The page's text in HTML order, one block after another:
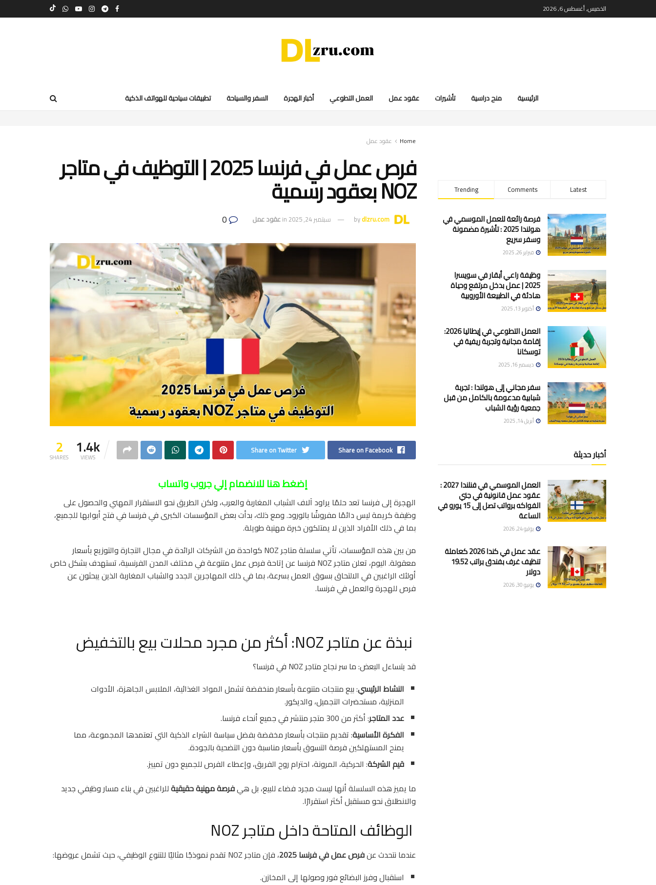
الخميس, أغسطس 6, 2026
الرئيسية منح دراسية تأشيرات عقود عمل العمل التطوعي أخبار الهجرة السفر والسياحة تطبيقات سياحية للهواتف الذكية
Home عقود عمل
فرص عمل في فرنسا 2025 | التوظيف في متاجر
NOZ بعقود رسمية
bydlzru.com سبتمبر 24, 2025 inعقود عمل
2
SHARES 1.4k
VIEWS
Share on Facebook
Share on Twitter
إضغط هنا للانضمام إلي جروب واتساب
الهجرة إلى فرنسا تعد حلمًا يراود آلاف الشباب المغاربة والعرب، ولكن الطريق نحو الاستقرار المهني والحصول على
وظيفة كريمة ليس دائمًا مفروشًا بالورود. ومع ذلك، بدأت بعض المؤسسات الكبرى في فرنسا في فتح أبوابها للجميع،
بما في ذلك الأفراد الذين لا يمتلكون خبرة مهنية طويلة.
من بين هذه المؤسسات، تأتي سلسلة متاجر NOZ كواحدة من الشركات الرائدة في مجال التجارة والتوزيع بأسعار
معقولة. اليوم، تعلن متاجر NOZ فرنسا عن إتاحة فرص عمل متنوعة في مختلف المدن الفرنسية، تستهدف بشكل خاص
أولئك الراغبين في الالتحاق بسوق العمل بسرعة، بما في ذلك المهاجرين الجدد والشباب المغاربة الذين يبحثون عن
فرص للهجرة والعمل في فرنسا.
نبذة عن متاجر NOZ: أكثر من مجرد محلات بيع بالتخفيض
قد يتساءل البعض: ما سر نجاح متاجر NOZ في فرنسا؟
النشاط الرئيسي: بيع منتجات متنوعة بأسعار منخفضة تشمل المواد الغذائية، الملابس الجاهزة، الأدوات
المنزلية، مستحضرات التجميل، والديكور.
عدد المتاجر: أكثر من 300 متجر منتشر في جميع أنحاء فرنسا.
الفكرة الأساسية: تقديم منتجات بأسعار مخفضة بفضل سياسة الشراء الذكية التي تعتمدها المجموعة، مما
يمنح المستهلكين فرصة التسوق بأسعار مناسبة دون التضحية بالجودة.
قيم الشركة: الحركية، المرونة، احترام روح الفريق، وإعطاء الفرص للجميع دون تمييز.
ما يميز هذه السلسلة أنها ليست مجرد فضاء للبيع، بل هيفرصة مهنية حقيقيةللراغبين في بناء مسار وظيفي جديد
والانطلاق نحو مستقبل أكثر استقرارًا.
الوظائف المتاحة داخل متاجر NOZ
عندما نتحدث عنفرص عمل في فرنسا 2025
، فإن متاجر NOZ تقدم نموذجًا مثاليًا للتنوع الوظيفي، حيث تشمل عروضها:
استقبال وفرز البضائع فور وصولها إلى المخازن.
Trending Comments Latest
فرصة رائعة للعمل الموسمي في
هولندا 2025 : تأشيرة مضمونة
وسفر سريع
فبراير 26, 2025
وظيفة راعي أبقار في سويسرا
2025 | عمل بدخل مرتفع وحياة
هادئة في الطبيعة الأوروبية
أكتوبر 13, 2025
العمل التطوعي في إيطاليا 2026:
إقامة مجانية وتجربة ريفية في
توسكانا
ديسمبر 16, 2025
سفر مجاني إلى هولندا : تجربة
شبابية مدعومة بالكامل من قبل
جمعية رؤية الشباب
أبريل 14, 2025
أخبار حديثة
العمل الموسمي في فنلندا 2027 :
عقود عمل قانونية في جني
الفواكه برواتب تصل إلى 15 يورو في
الساعة
يوليو 24, 2026
عقد عمل في كندا 2026 كعاملة
تنظيف غرف بفندق براتب 19.52
دولار
يونيو 30, 2026